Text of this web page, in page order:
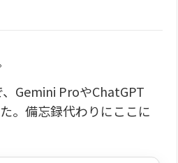
Gemini ProやChatGPT
。備忘録代わりにここに